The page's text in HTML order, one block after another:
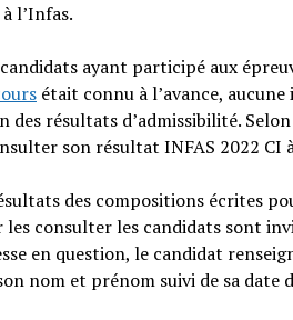
l’Infas.
ayant participé aux
était connu à l’avance,
résultats d’admissibilité.
son résultat INFAS 2022 CI
des compositions écrites
consulter les candidats sont
en question, le candidat
nom et prénom suivi de sa date